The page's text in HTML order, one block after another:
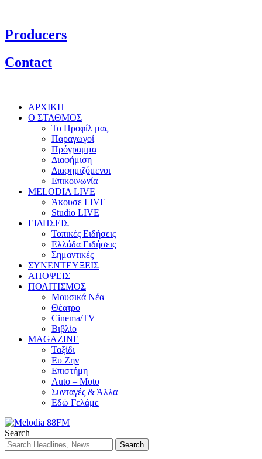
Producers
Contact
ΑΡΧΙΚΗ
Ο ΣΤΑΘΜΟΣ
Το Προφίλ μας
Παραγωγοί
Πρόγραμμα
Διαφήμιση
Διαφημιζόμενοι
Επικοινωνία
MELODIA LIVE
Άκουσε LIVE
Studio LIVE
ΕΙΔΗΣΕΙΣ
Τοπικές Ειδήσεις
Ελλάδα Ειδήσεις
Σημαντικές
ΣΥΝΕΝΤΕΥΞΕΙΣ
ΑΠΟΨΕΙΣ
ΠΟΛΙΤΙΣΜΟΣ
Μουσικά Νέα
Θέατρο
Cinema/TV
Βιβλίο
MAGAZINE
Ταξίδι
Ευ Ζην
Επιστήμη
Auto – Moto
Συνταγές & Άλλα
Εδώ Γελάμε
Search